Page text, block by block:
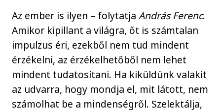
Az ember is ilyen – folytatjaAndrás Ferenc.
Amikor kipillant a világra, őt is számtalan
impulzus éri, ezekből nem tud mindent
érzékelni, az érzékelhetőből nem lehet
mindent tudatosítani. Ha kiküldünk valakit
az udvarra, hogy mondja el, mit látott, nem
számolhat be a mindenségről. Szelektálja,